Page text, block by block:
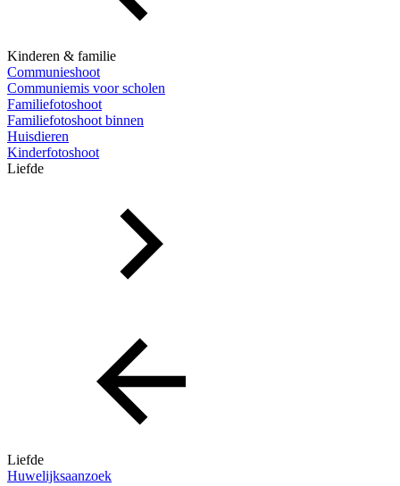
Kinderen & familie
Communieshoot
Communiemis voor scholen
Familiefotoshoot
Familiefotoshoot binnen
Huisdieren
Kinderfotoshoot
Liefde
Liefde
Huwelijksaanzoek